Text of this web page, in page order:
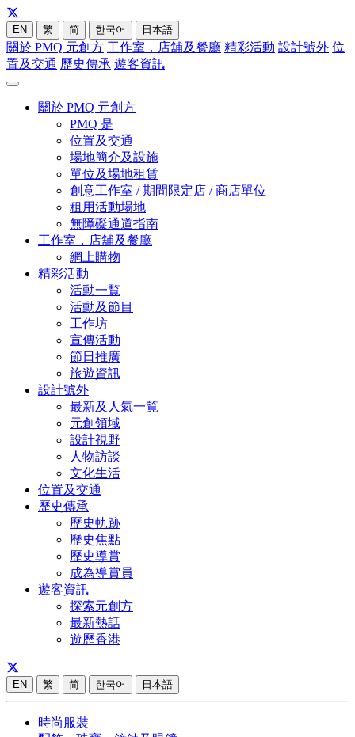
EN 繁 简 한국어 日本語
關於 PMQ 元創方 工作室，店舖及餐廳 精彩活動 設計號外 位
置及交通 歷史傳承 遊客資訊
關於 PMQ 元創方
PMQ 是
位置及交通
場地簡介及設施
單位及場地租賃
創意工作室 / 期間限定店 / 商店單位
租用活動場地
無障礙通道指南
工作室，店舖及餐廳
網上購物
精彩活動
活動一覧
活動及節目
工作坊
宣傳活動
節日推廣
旅遊資訊
設計號外
最新及人氣一覧
元創領域
設計視野
人物訪談
文化生活
位置及交通
歷史傳承
歷史軌跡
歷史焦點
歷史導賞
成為導賞員
遊客資訊
探索元創方
最新熱話
遊歷香港
EN 繁 简 한국어 日本語
時尚服裝